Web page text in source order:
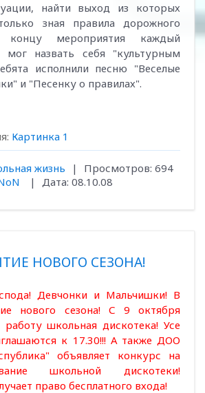
найти выход из которых
зная правила дорожного
мероприятия каждый
мог назвать себя "культурным
исполнили песню "Веселые
и "Песенку о правилах".
Картинка 1
жизнь | Просмотров: 694
| Дата: 08.10.08
НОВОГО СЕЗОНА!
Девчонки и Мальчишки! В
нового сезона! С 9 октября
школьная дискотека! Усе
к 17.30!!! А также ДОО
объявляет конкурс на
школьной дискотеки!
право бесплатного входа!